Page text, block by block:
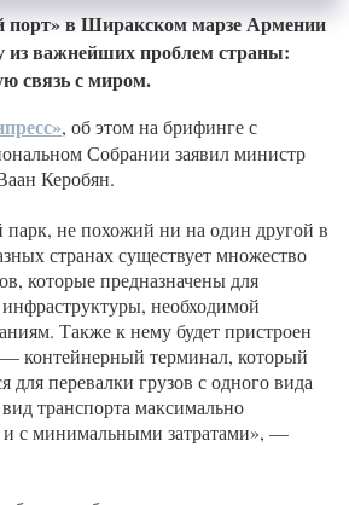
порт» в Ширакском марзе Армении
из важнейших проблем страны:
связь с миром.
, об этом на брифинге с
Собрании заявил министр
Керобян.
не похожий ни на один другой в
странах существует множество
которые предназначены для
необходимой
Также к нему будет пристроен
контейнерный терминал, который
для перевалки грузов с одного вида
транспорта максимально
с минимальными затратами», —